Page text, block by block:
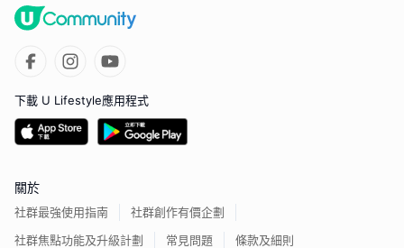
下載 U Lifestyle應用程式
關於
社群最強使用指南
社群創作有價企劃
社群焦點功能及升級計劃
常見問題 條款及細則